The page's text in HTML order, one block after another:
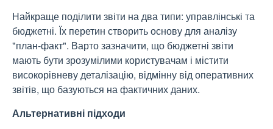
Найкраще поділити звіти на два типи: управлінські та
бюджетні. Їх перетин створить основу для аналізу
"план-факт". Варто зазначити, що бюджетні звіти
мають бути зрозумілими користувачам і містити
високорівневу деталізацію, відмінну від оперативних
звітів, що базуються на фактичних даних.
Альтернативні підходи